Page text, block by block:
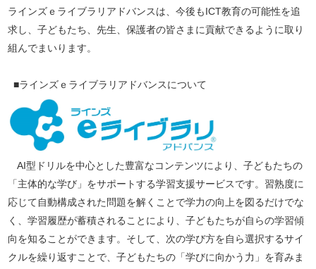
ラインズｅライブラリアドバンスは、今後もICT教育の可能性を追
求し、子どもたち、先生、保護者の皆さまに貢献できるように取り
組んでまいります。
■ラインズｅライブラリアドバンスについて
AI型ドリルを中心とした豊富なコンテンツにより、子どもたちの
「主体的な学び」をサポートする学習支援サービスです。習熟度に
応じて自動構成された問題を解くことで学力の向上を図るだけでな
く、学習履歴が蓄積されることにより、子どもたちが自らの学習傾
向を知ることができます。そして、次の学び方を自ら選択するサイ
クルを繰り返すことで、子どもたちの「学びに向かう力」を育みま